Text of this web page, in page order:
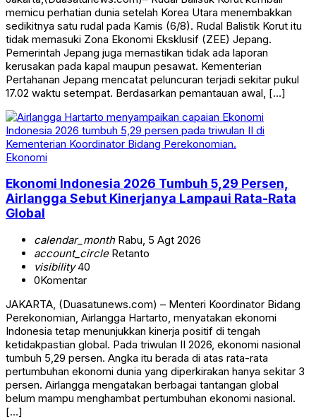
memicu perhatian dunia setelah Korea Utara menembakkan
sedikitnya satu rudal pada Kamis (6/8). Rudal Balistik Korut itu
tidak memasuki Zona Ekonomi Eksklusif (ZEE) Jepang.
Pemerintah Jepang juga memastikan tidak ada laporan
kerusakan pada kapal maupun pesawat. Kementerian
Pertahanan Jepang mencatat peluncuran terjadi sekitar pukul
17.02 waktu setempat. Berdasarkan pemantauan awal, […]
Ekonomi
Ekonomi Indonesia 2026 Tumbuh 5,29 Persen,
Airlangga Sebut Kinerjanya Lampaui Rata-Rata
Global
calendar_monthRabu, 5 Agt 2026
account_circleRetanto
visibility40
0Komentar
JAKARTA, (Duasatunews.com) – Menteri Koordinator Bidang
Perekonomian, Airlangga Hartarto, menyatakan ekonomi
Indonesia tetap menunjukkan kinerja positif di tengah
ketidakpastian global. Pada triwulan II 2026, ekonomi nasional
tumbuh 5,29 persen. Angka itu berada di atas rata-rata
pertumbuhan ekonomi dunia yang diperkirakan hanya sekitar 3
persen. Airlangga mengatakan berbagai tantangan global
belum mampu menghambat pertumbuhan ekonomi nasional.
[…]